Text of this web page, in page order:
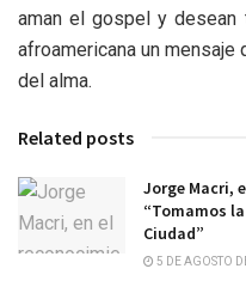
aman el gospel y
afroamericana un
del alma.
Related posts
Jorge Macri,
“Tomamos
Ciudad”
5 DE AGOSTO